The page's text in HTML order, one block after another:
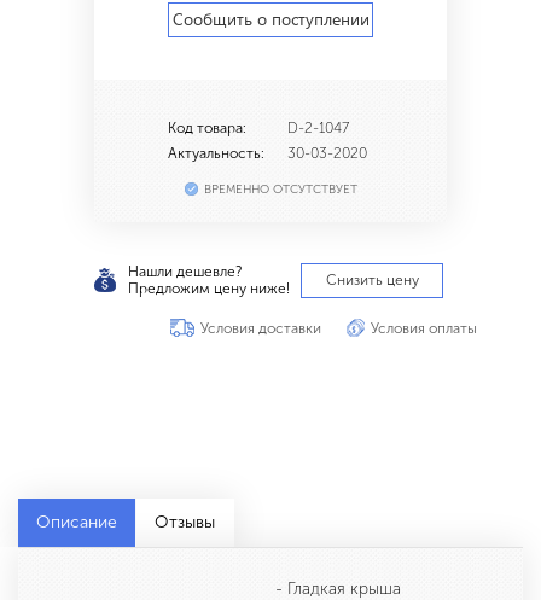
Сообщить о поступлении
Код товара:
D-2-1047
Актуальность:
30-03-2020
ВРЕМЕННО ОТСУТСТВУЕТ
Нашли дешевле?
Предложим цену ниже!
Снизить цену
Условия доставки Условия оплаты
Описание Отзывы
- Гладкая крыша